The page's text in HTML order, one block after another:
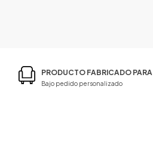
PRODUCTO FABRICADO PARA
Bajo pedido personalizado